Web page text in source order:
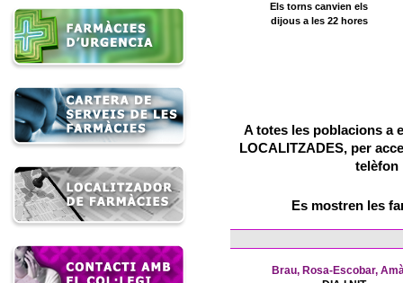
Els torns canvien els
dijous a les 22 hores
A totes les poblacions a
LOCALITZADES, per
telèfon
Es mostren les
Brau, Rosa-Escobar,